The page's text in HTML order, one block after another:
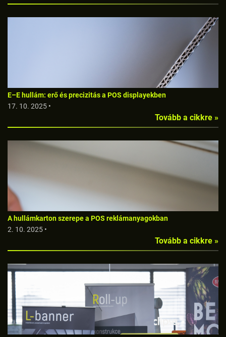
E–E hullám: erő és precizitás a POS displayekben
17. 10. 2025 •
Tovább a cikkre »
A hullámkarton szerepe a POS reklámanyagokban
2. 10. 2025 •
Tovább a cikkre »